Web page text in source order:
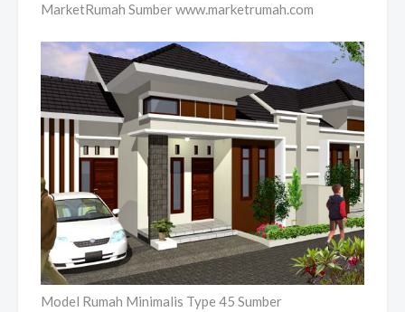
MarketRumah Sumber www.marketrumah.com
Model Rumah Minimalis Type 45 Sumber